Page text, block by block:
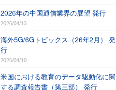
2026年の中国通信業界の展望 発行
2026/04/13
海外5G/6Gトピックス（26年2月） 発
行
2026/04/10
米国における教育のデータ駆動化に関
する調査報告書（第三部） 発行